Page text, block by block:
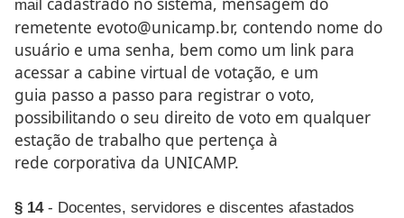
mail
remetente evoto@unicamp.br, contendo nome do
usuário e uma senha, bem como um link para
acessar a cabine virtual de votação, e um
guia passo a passo para registrar o voto,
possibilitando o seu direito de voto em qualquer
estação de trabalho que pertença à
rede corporativa da UNICAMP.
§ 14- Docentes, servidores e discentes afastados